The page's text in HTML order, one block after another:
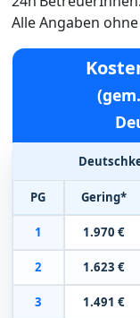
Alle Angaben
PG Gering*
1 1.970 €
2 1.623 €
3 1.491 €